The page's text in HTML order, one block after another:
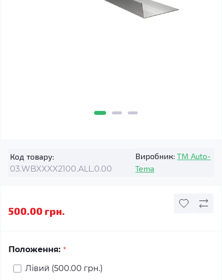
Код товару:
03.WBXXXX2100.ALL.0.00
Виробник: TM Auto-
Tema
500.00 грн.
Положення: *
Лівий (500.00 грн.)